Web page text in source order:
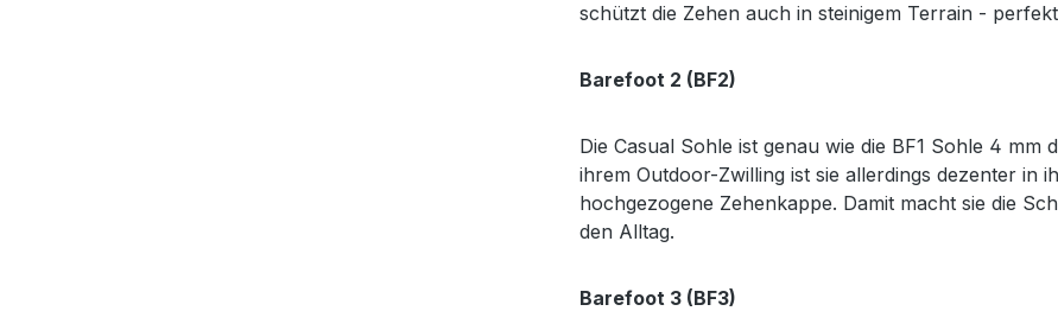
schützt die Zehen auch in steinigem Terrain -
Barefoot 2 (BF2)
Die Casual Sohle ist genau wie die BF1 Sohle 4
ihrem Outdoor-Zwilling ist sie allerdings dezenter in
hochgezogene Zehenkappe. Damit macht sie die
den Alltag.
Barefoot 3 (BF3)